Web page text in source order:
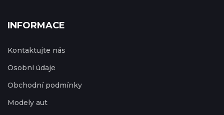
INFORMACE
Kontaktujte nás
Osobní údaje
Obchodní podmínky
Modely aut